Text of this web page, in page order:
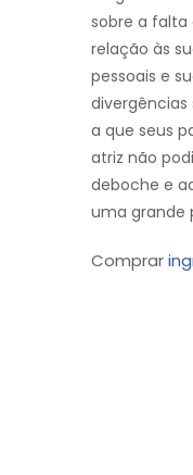
sobre a
relação às
pessoais e
divergências
a que seus
atriz não
deboche e
uma grande
Comprar